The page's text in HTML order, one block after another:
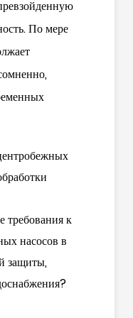
По мере
к
насосов в
защиты,